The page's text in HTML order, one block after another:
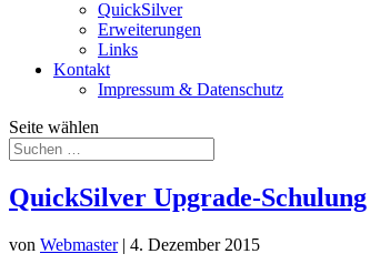
QuickSilver
Erweiterungen
Links
Kontakt
Impressum & Datenschutz
Seite wählen
QuickSilver Upgrade-Schulung
von Webmaster| 4. Dezember 2015